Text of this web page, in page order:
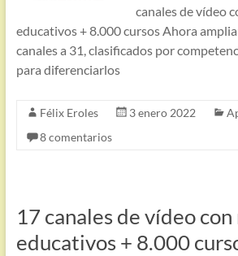
canales de vídeo
educativos + 8.000 cursos Ahora
canales a 31, clasificados por
para diferenciarlos
Félix Eroles 3 enero 2022
8 comentarios
17 canales de vídeo
educativos + 8.000